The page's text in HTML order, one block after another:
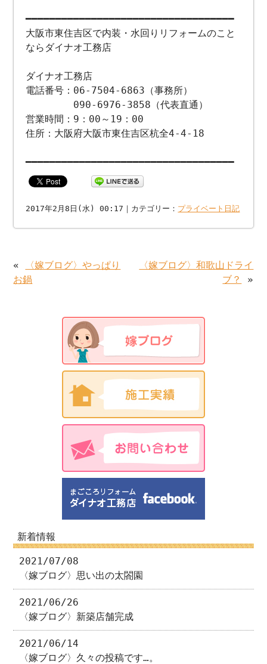
━━━━━━━━━━━━━━━━━━━━━━━━━━━━━━━━━━━
大阪市東住吉区で内装・水回りリフォームのこと
ならダイナオ工務店
ダイナオ工務店
電話番号：06-7504-6863（事務所）
090-6976-3858（代表直通）
営業時間：9：00～19：00
住所：大阪府大阪市東住吉区杭全4-4-18
━━━━━━━━━━━━━━━━━━━━━━━━━━━━━━━━━━━
2017年2月8日(水) 00:17｜カテゴリー： プライベート日記
«
〈嫁ブログ〉やっぱり
お鍋
〈嫁ブログ〉和歌山ドライ
ブ？
»
新着情報
2021/07/08
〈嫁ブログ〉思い出の太閤園
2021/06/26
〈嫁ブログ〉新築店舗完成
2021/06/14
〈嫁ブログ〉久々の投稿です…。